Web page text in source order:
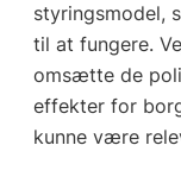
styringsmodel,
til at fungere.
omsætte de
effekter for
kunne være